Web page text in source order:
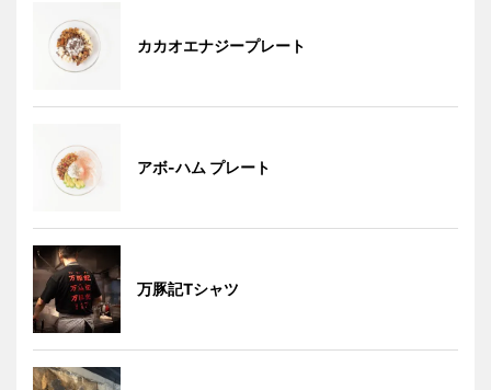
カカオエナジープレート
アボ-ハム プレート
万豚記Tシャツ